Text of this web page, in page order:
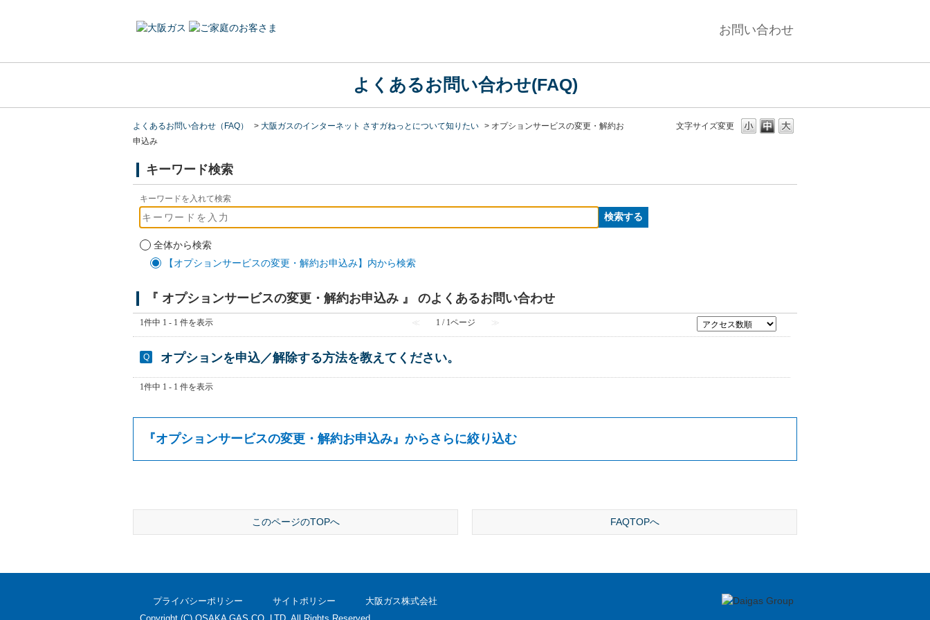
お問い合わせ
よくあるお問い合わせ(FAQ)
文字サイズ変更
よくあるお問い合わせ（FAQ） > 大阪ガスのインターネット さすガねっとについて知りたい > オプションサービスの変更・解約お
申込み
キーワード検索
キーワードを入れて検索
全体から検索
【オプションサービスの変更・解約お申込み】内から検索
『 オプションサービスの変更・解約お申込み 』 のよくあるお問い合わせ
1件中 1 - 1 件を表示 ≪ 1 / 1ページ ≫
オプションを申込／解除する方法を教えてください。
1件中 1 - 1 件を表示
『オプションサービスの変更・解約お申込み 』からさらに絞り込む
このページのTOPへ FAQTOPへ
プライバシーポリシー サイトポリシー
大阪ガス株式会社